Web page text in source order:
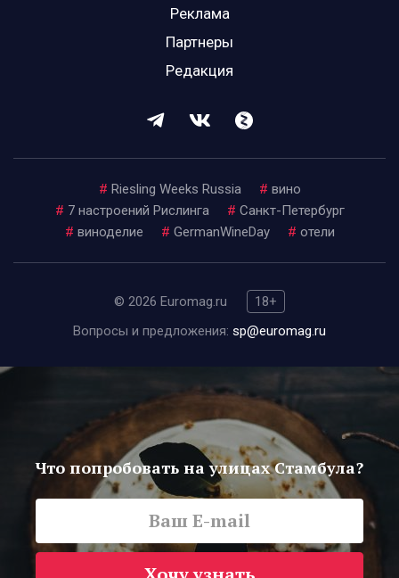
Реклама
Партнеры
Редакция
# Riesling Weeks Russia # вино
# 7 настроений Рислинга # Санкт-Петербург
# виноделие # GermanWineDay # отели
© 2026 Euromag.ru
18+
Вопросы и предложения: sp@euromag.ru
Что попробовать на улицах Стамбула?